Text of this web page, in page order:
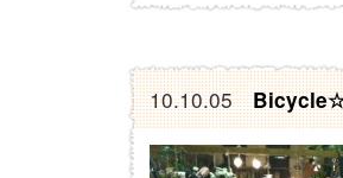
10.10.05